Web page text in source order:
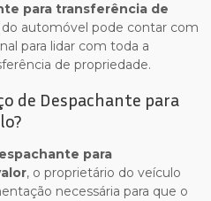
para transferência de
do automóvel pode contar com
para lidar com toda a
de propriedade.
de Despachante para
para
, o proprietário do veículo
necessária para que o